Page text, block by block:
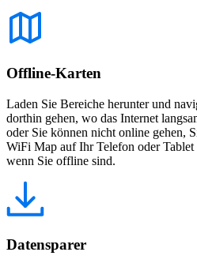
Offline-Karten
Laden Sie Bereiche herunter und
dorthin gehen, wo das Internet
oder Sie können nicht online gehen,
WiFi Map auf Ihr Telefon oder
wenn Sie offline sind.
Datensparer